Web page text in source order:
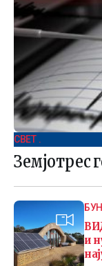
СВЕТ .
Земјотрес
и